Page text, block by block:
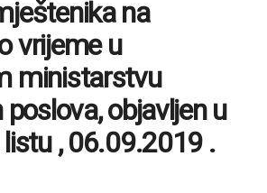
na
vrijeme u
ministarstvu
objavljen u
, 06.09.2019 .